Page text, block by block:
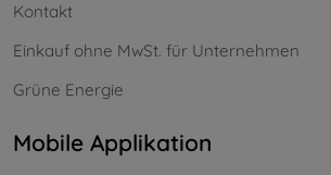
Kontakt
Einkauf ohne MwSt. für Unternehmen
Grüne Energie
Mobile Applikation